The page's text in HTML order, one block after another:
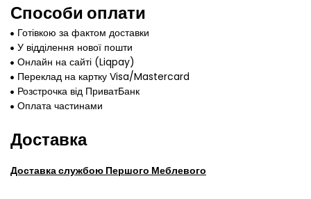
Способи оплати
Готівкою за фактом доставки
У відділення нової пошти
Онлайн на сайті (Liqpay)
Переклад на картку Visa/Mastercard
Розстрочка від ПриватБанк
Оплата частинами
Доставка
Доставка службою Першого Меблевого